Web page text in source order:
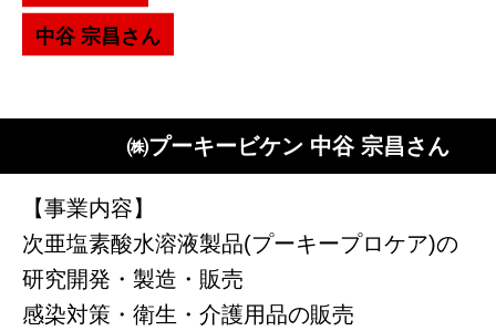
中谷 宗昌さ ん
㈱プーキービケン 中谷 宗昌さん
【事業内容】
次亜塩素酸水溶液製品(プーキープロケア)の
研究開発・製造・販売
感染対策・衛生・介護用品の販売